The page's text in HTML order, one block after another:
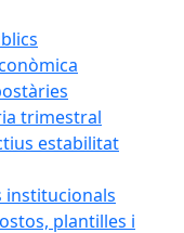
trimestral
estabilitat
institucionals
plantilles i